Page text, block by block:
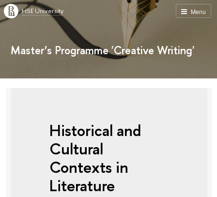
Menu
HSE University
Master’s Programme 'Creative Writing'
Historical and
Cultural
Contexts in
Literature